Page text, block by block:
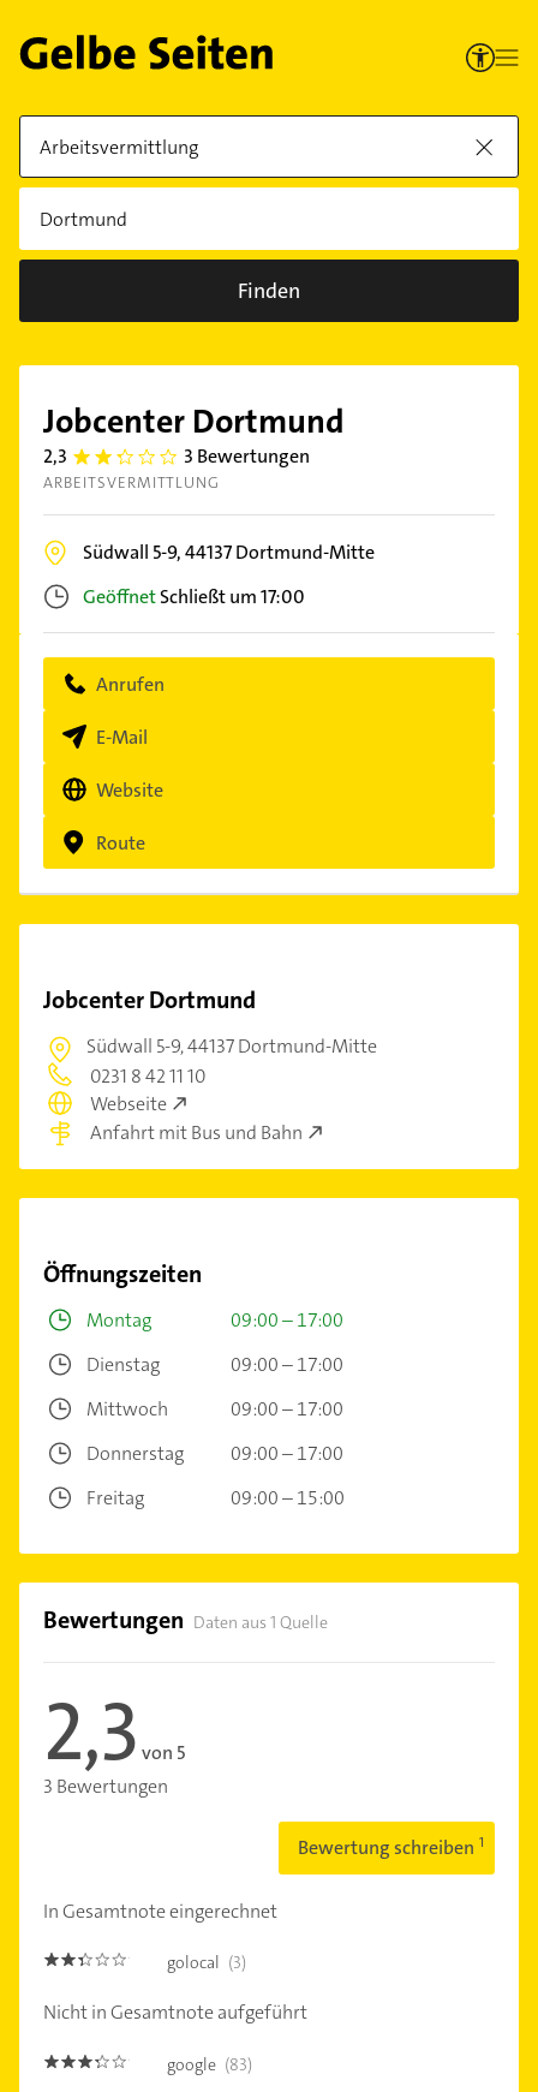
Finden
Jobcenter Dortmund
2,3 2.3 3 Bewertungen
ARBEITSVERMITTLUNG
Südwall 5-9,44137Dortmund-Mitte
GeöffnetSchließt um 17:00
Anrufen
E-Mail
Website
Route
Jobcenter Dortmund
Südwall 5-9,44137 Dortmund-Mitte
0231 8 42 11 10
Webseite
Anfahrt mit Bus und Bahn
Öffnungszeiten
Montag
09:00 – 17:00
Dienstag
09:00 – 17:00
Mittwoch
09:00 – 17:00
Donnerstag
09:00 – 17:00
Freitag
09:00 – 15:00
Bewertungen Daten aus 1 Quelle
2,3 von 5
3 Bewertungen
Bewertung schreiben
In Gesamtnote eingerechnet
2.3 golocal (3)
Nicht in Gesamtnote aufgeführt
3.2 google (83)